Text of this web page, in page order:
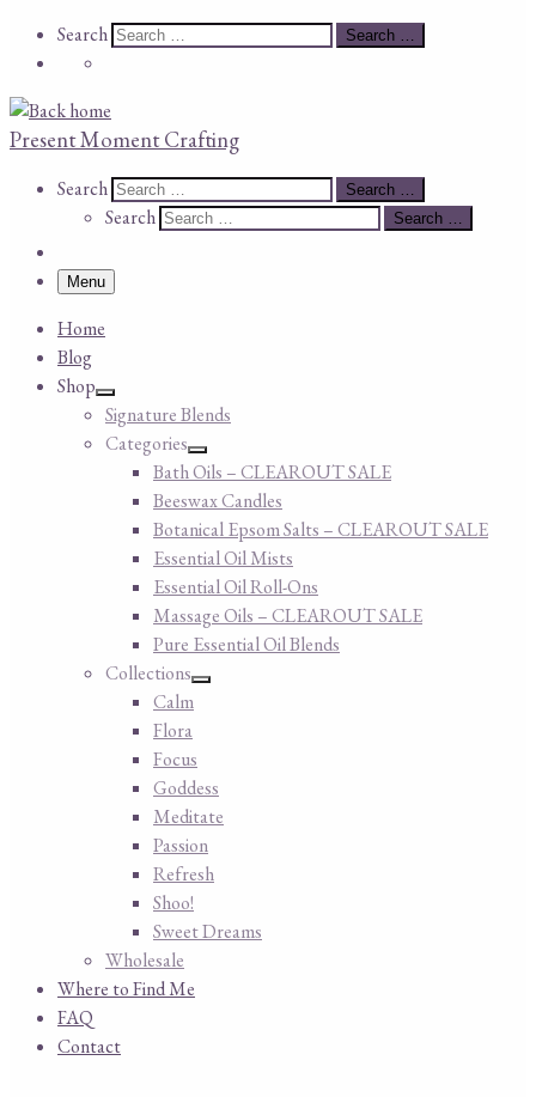
Search
Search Search …
Present Moment Crafting
Search
Search Search …
Search Search …
Menu
Home
Blog
Shop
Signature Blends
Categories
Bath Oils – CLEAROUT SALE
Beeswax Candles
Botanical Epsom Salts – CLEAROUT SALE
Essential Oil Mists
Essential Oil Roll-Ons
Massage Oils – CLEAROUT SALE
Pure Essential Oil Blends
Collections
Calm
Flora
Focus
Goddess
Meditate
Passion
Refresh
Shoo!
Sweet Dreams
Wholesale
Where to Find Me
FAQ
Contact